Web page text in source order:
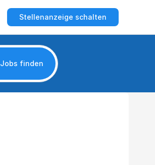
Stellenanzeige schalten
Jobs finden